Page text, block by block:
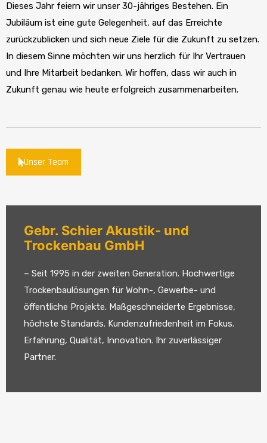
Gebr. Schier Akustik- und
Trockenbau GmbH
– Seit 1995 in der zweiten Generation. Hochwertige
Trockenbaulösungen für Wohn-, Gewerbe- und
öffentliche Projekte. Maßgeschneiderte Ergebnisse,
höchste Standards. Kundenzufriedenheit im Fokus.
Erfahrung, Qualität, Innovation. Ihr zuverlässiger
Partner.
Dieses Jahr feiern wir unser 30-jähriges Bestehen. Ein
Jubiläum ist eine gute Gelegenheit, auf das Erreichte
zurückzublicken und sich neue Ziele für die Zukunft zu setzen.
In diesem Sinne möchten wir uns herzlich für Ihr Vertrauen
und Ihre Mitarbeit bedanken. Wir hoffen, dass wir auch in
Zukunft genau wie heute erfolgreich zusammenarbeiten.
Unser Team